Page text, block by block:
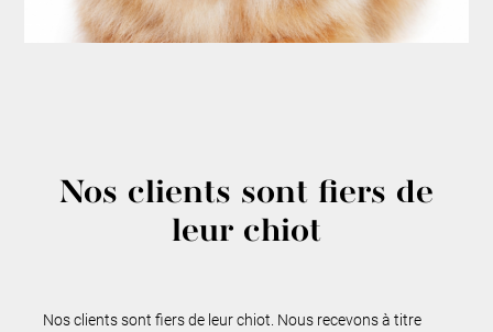
Nos clients sont fiers de
leur chiot
Nos clients sont fiers de leur chiot. Nous recevons à titre